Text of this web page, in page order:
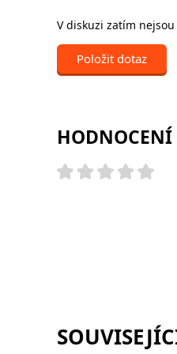
V diskuzi zatím
Položit dotaz
HODNOCENÍ